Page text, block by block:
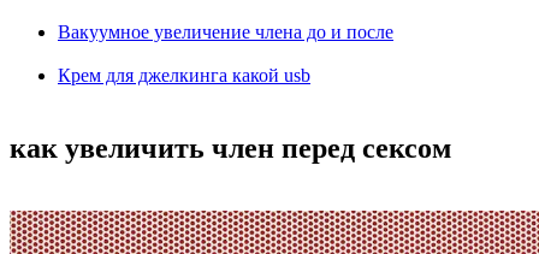
Вакуумное увеличение члена до и после
Крем для джелкинга какой usb
как увеличить член перед сексом